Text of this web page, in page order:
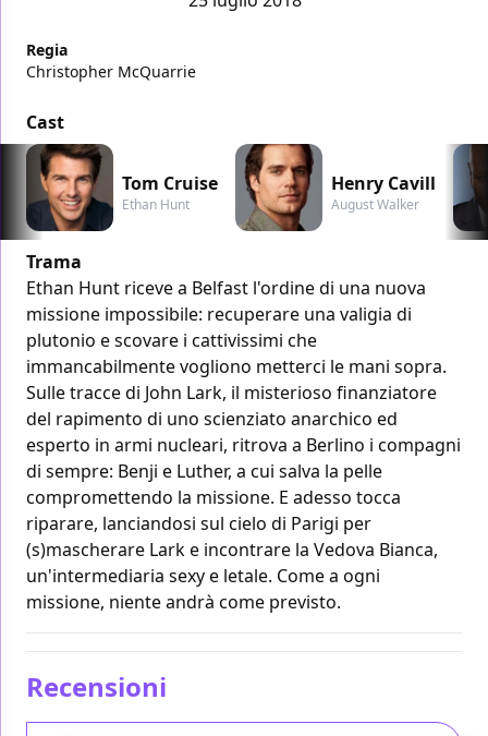
Regia
Christopher McQuarrie
Cast
Tom Cruise
Ethan Hunt
Henry Cavill
August Walker
Trama
Ethan Hunt riceve a Belfast l'ordine di una nuova
missione impossibile: recuperare una valigia di
plutonio e scovare i cattivissimi che
immancabilmente vogliono metterci le mani sopra.
Sulle tracce di John Lark, il misterioso finanziatore
del rapimento di uno scienziato anarchico ed
esperto in armi nucleari, ritrova a Berlino i compagni
di sempre: Benji e Luther, a cui salva la pelle
compromettendo la missione. E adesso tocca
riparare, lanciandosi sul cielo di Parigi per
(s)mascherare Lark e incontrare la Vedova Bianca,
un'intermediaria sexy e letale. Come a ogni
missione, niente andrà come previsto.
Recensioni